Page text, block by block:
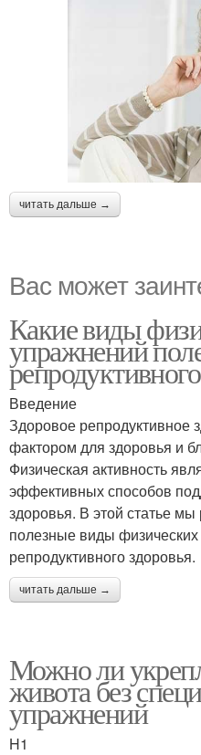
читать дальше →
Вас может
Какие виды
упражнений
Введение
Здоровое репродуктивное
фактором для здоровья и
Физическая активность
эффективных способов
здоровья. В этой статье
полезные виды
репродуктивного здоровья.
читать дальше →
Можно ли
живота без
упражнений
H1